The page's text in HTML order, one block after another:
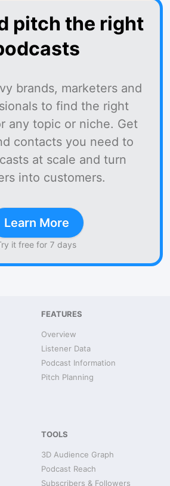
pitch the right
brands, marketers and
to find the right
any topic or niche. Get
contacts you need to
at scale and turn
into customers.
Learn More
it free for 7 days
FEATURES
Overview
Listener Data
Podcast Information
Pitch Planning
TOOLS
3D Audience Graph
Podcast Reach
Subscribers & Followers